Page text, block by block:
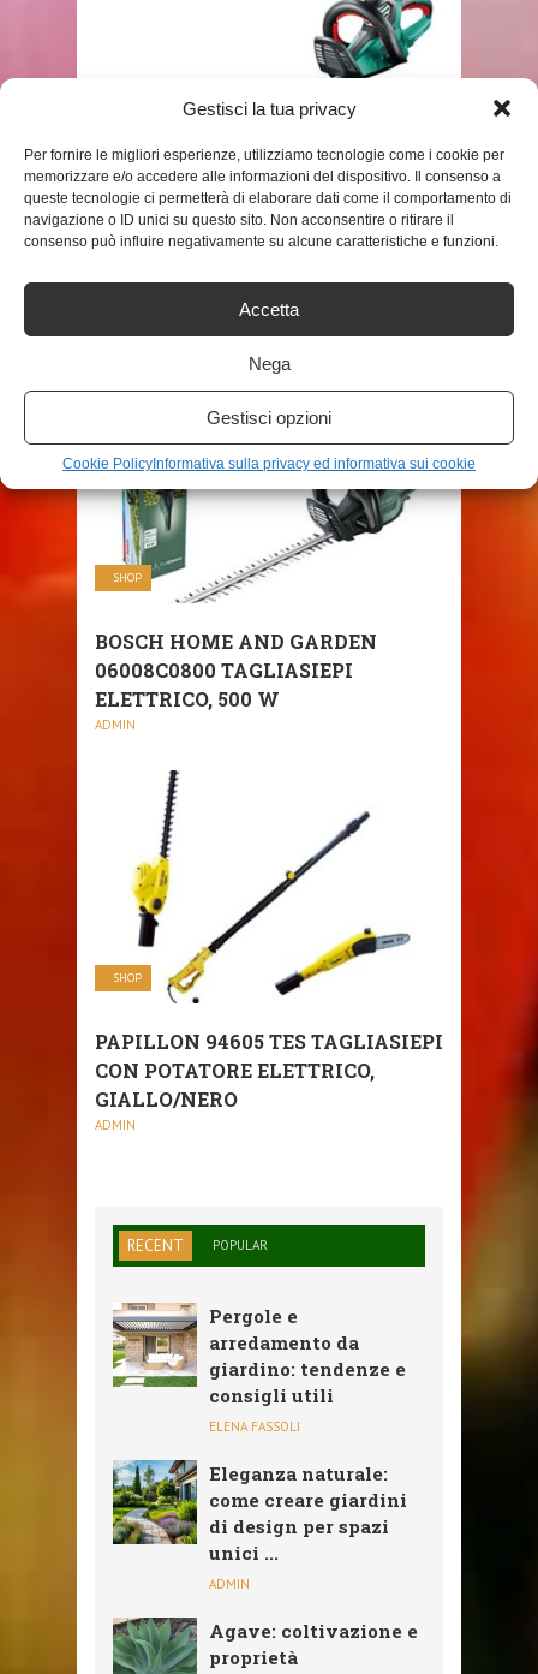
Gestisci la tua privacy
Per fornire le migliori esperienze, utilizziamo tecnologie come i cookie per
memorizzare e/o accedere alle informazioni del dispositivo. Il consenso a
queste tecnologie ci permetterà di elaborare dati come il comportamento di
navigazione o ID unici su questo sito. Non acconsentire o ritirare il
consenso può influire negativamente su alcune caratteristiche e funzioni.
Accetta
Nega
Gestisci opzioni
Cookie Policy Informativa sulla privacy ed informativa sui cookie
SHOP
BOSCH HOME AND GARDEN
LUNGHEZZA DI ...
SHOP
BOSCH HOME AND GARDEN
06008C0800 TAGLIASIEPI
ELETTRICO, 500 W
ADMIN
SHOP
PAPILLON 94605 TES TAGLIASIEPI
CON POTATORE ELETTRICO,
GIALLO/NERO
ADMIN
RECENT POPULAR
Pergole e
arredamento da
giardino: tendenze e
consigli utili
ELENA FASSOLI
Eleganza naturale:
come creare giardini
di design per spazi
unici ...
ADMIN
Agave: coltivazione e
proprietà